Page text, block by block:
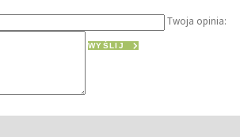
Twoja opinia:
WYŚLIJ